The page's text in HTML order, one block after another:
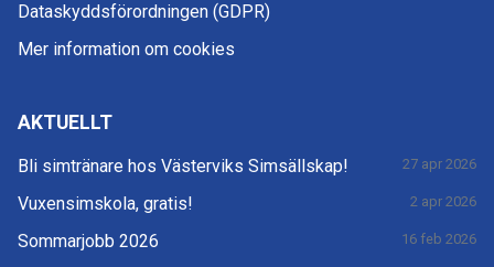
Dataskyddsförordningen (GDPR)
Mer information om cookies
AKTUELLT
Bli simtränare hos Västerviks Simsällskap! 27 apr 2026
Vuxensimskola, gratis! 2 apr 2026
Sommarjobb 2026 16 feb 2026